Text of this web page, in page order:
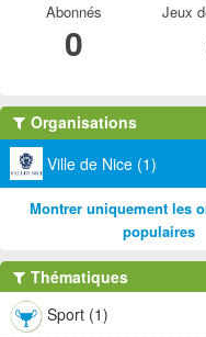
Abonnés
0
Jeux
Organisations
Ville de Nice (1)
Montrer uniquement les
populaires
Thématiques
Sport (1)